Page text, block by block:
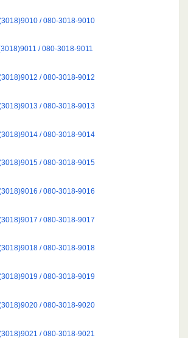
/ 080-3018-9010
/ 080-3018-9011
/ 080-3018-9012
/ 080-3018-9013
/ 080-3018-9014
/ 080-3018-9015
/ 080-3018-9016
/ 080-3018-9017
/ 080-3018-9018
/ 080-3018-9019
/ 080-3018-9020
/ 080-3018-9021